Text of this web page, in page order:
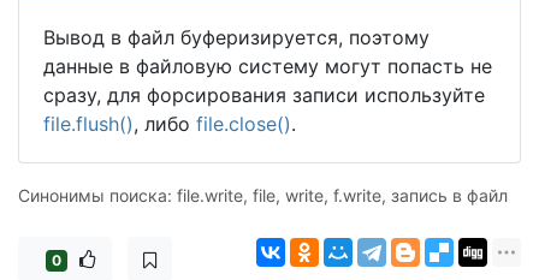
Вывод в файл буферизируется, поэтому
данные в файловую систему могут попасть не
сразу, для форсирования записи используйте
file.flush(), либо file.close().
Синонимы поиска: file.write, file, write, f.write, запись в файл
0